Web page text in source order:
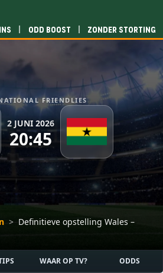
| Odd boost | Zonder storting
FRIENDLIES
2 JUNI 2026
20:45
> Definitieve opstelling Wales –
WAAR OP TV? ODDS